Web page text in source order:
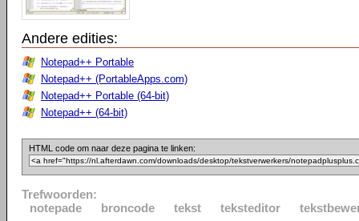
Andere edities:
Notepad++ Portable
Notepad++ (PortableApps.com)
Notepad++ Portable (64-bit)
Notepad++ (64-bit)
HTML code om naar deze pagina te linken:
Trefwoorden:
notepade
broncode tekst teksteditor